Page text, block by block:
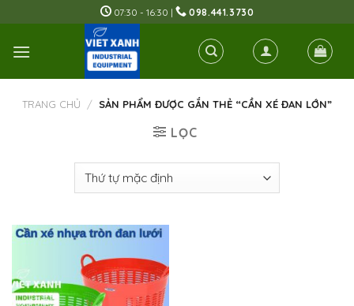
to
content
07:30 - 16:30 | 098.441.3730
TRANG CHỦ / SẢN PHẨM ĐƯỢC GẮN THẺ “CẦN XÉ ĐAN LỚN”
LỌC